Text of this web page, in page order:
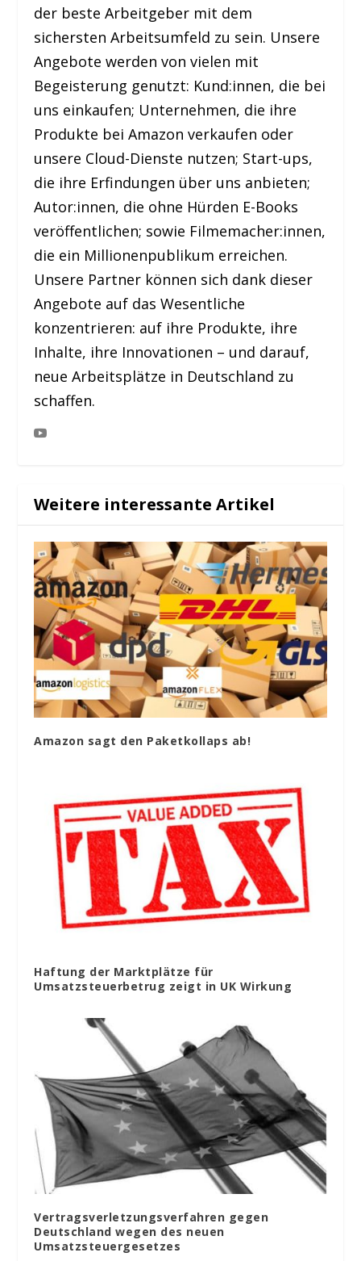
der beste Arbeitgeber mit dem
sichersten Arbeitsumfeld zu sein. Unsere
Angebote werden von vielen mit
Begeisterung genutzt: Kund:innen, die bei
uns einkaufen; Unternehmen, die ihre
Produkte bei Amazon verkaufen oder
unsere Cloud-Dienste nutzen; Start-ups,
die ihre Erfindungen über uns anbieten;
Autor:innen, die ohne Hürden E-Books
veröffentlichen; sowie Filmemacher:innen,
die ein Millionenpublikum erreichen.
Unsere Partner können sich dank dieser
Angebote auf das Wesentliche
konzentrieren: auf ihre Produkte, ihre
Inhalte, ihre Innovationen – und darauf,
neue Arbeitsplätze in Deutschland zu
schaffen.
Weitere interessante Artikel
Amazon sagt den Paketkollaps ab!
Haftung der Marktplätze für
Umsatzsteuerbetrug zeigt in UK Wirkung
Vertragsverletzungsverfahren gegen
Deutschland wegen des neuen
Umsatzsteuergesetzes